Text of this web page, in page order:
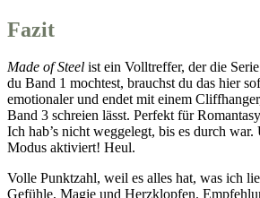
Fazit
Made of Steel ist ein Volltreffer, der die
du Band 1 mochtest, brauchst du das hier
emotionaler und endet mit einem
Band 3 schreien lässt. Perfekt für
Ich hab’s nicht weggelegt, bis es durch war.
Modus aktiviert! Heul.
Volle Punktzahl, weil es alles hat, was ich
Gefühle, Magie und Herzklopfen.